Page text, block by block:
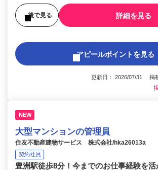
後で見る 詳細を見る
アピールポイントを見る
更新日： 2026/07/31 掲
NEW
大型マンションの管理員
住友不動産建物サービス 株式会社/hka26013a
契約社員
豊洲駅徒歩8分！今までのお仕事経験を